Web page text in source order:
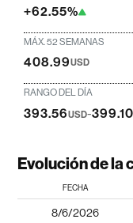
+62.55%
MÁX. 52 SEMANAS
408.99USD
RANGO DEL DÍA
393.56USD-
Evolución de la
FECHA
8/6/2026